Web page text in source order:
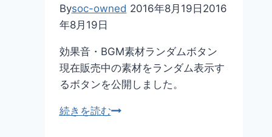
印
Bysoc-owned 2016年8月19日 2016
年8月19日
効果音・BGM素材ランダムボタン
現在販売中の素材をランダム表示す
るボタンを公開しました。
続きを読む音